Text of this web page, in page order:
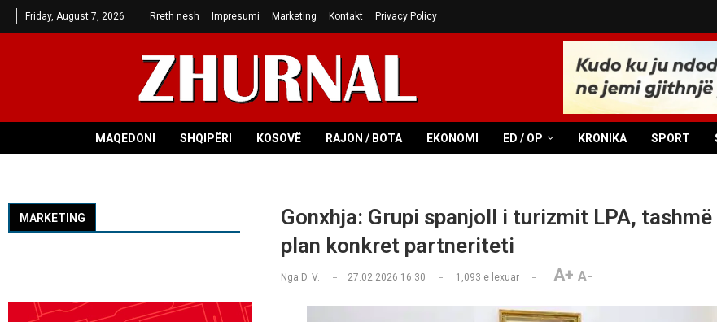
Friday, August 7, 2026 Rreth nesh Impresumi Marketing Kontakt Privacy Policy
MAQEDONI SHQIPËRI KOSOVË RAJON / BOTA EKONOMI ED / OP KRONIKA SPORT
Gonxhja: Grupi spanjoll i turizmit LPA, tashmë
plan konkret partneriteti
Nga D. V. 27.02.2026 16:30 1,093 e lexuar A+ A-
MARKETING